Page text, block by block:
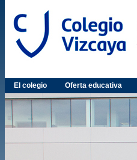
El colegio Oferta educativa